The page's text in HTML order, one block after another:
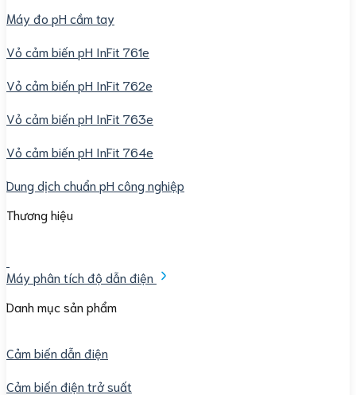
Máy đo pH cầm tay
Vỏ cảm biến pH InFit 761e
Vỏ cảm biến pH InFit 762e
Vỏ cảm biến pH InFit 763e
Vỏ cảm biến pH InFit 764e
Dung dịch chuẩn pH công nghiệp
Thương hiệu
Máy phân tích độ dẫn điện
Danh mục sản phẩm
Cảm biến dẫn điện
Cảm biến điện trở suất